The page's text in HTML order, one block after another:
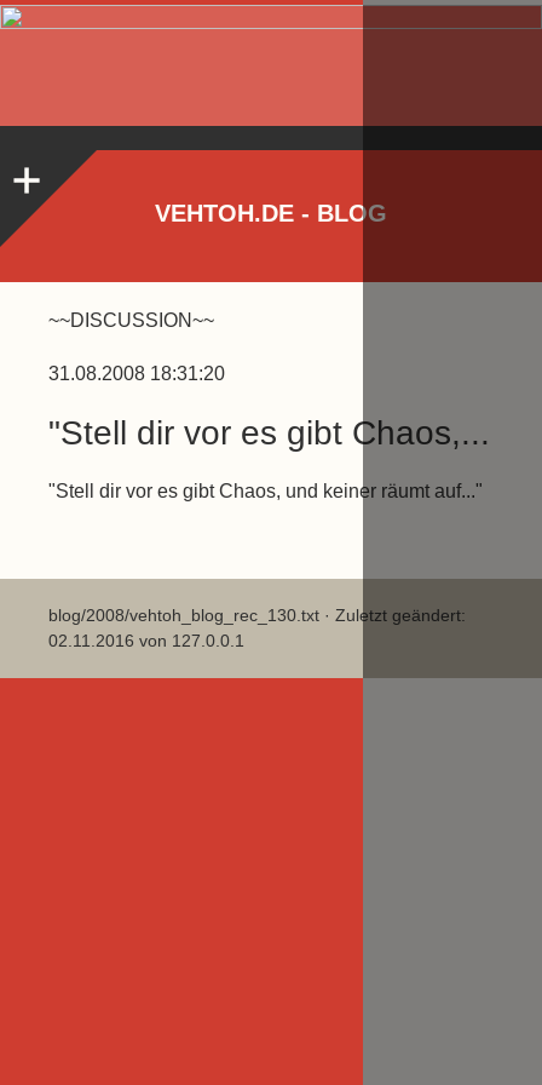
VEHTOH.DE - BLOG
~~DISCUSSION~~
31.08.2008 18:31:20
"Stell dir vor es gibt Chaos,...
"Stell dir vor es gibt Chaos, und keiner räumt auf..."
blog/2008/vehtoh_blog_rec_130.txt · Zuletzt geändert:
02.11.2016 von 127.0.0.1